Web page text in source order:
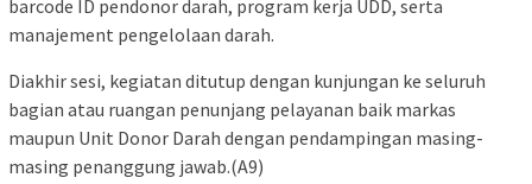
barcode ID pendonor darah, program kerja UDD, serta
manajement pengelolaan darah.
Diakhir sesi, kegiatan ditutup dengan kunjungan ke seluruh
bagian atau ruangan penunjang pelayanan baik markas
maupun Unit Donor Darah dengan pendampingan masing-
masing penanggung jawab.(A9)